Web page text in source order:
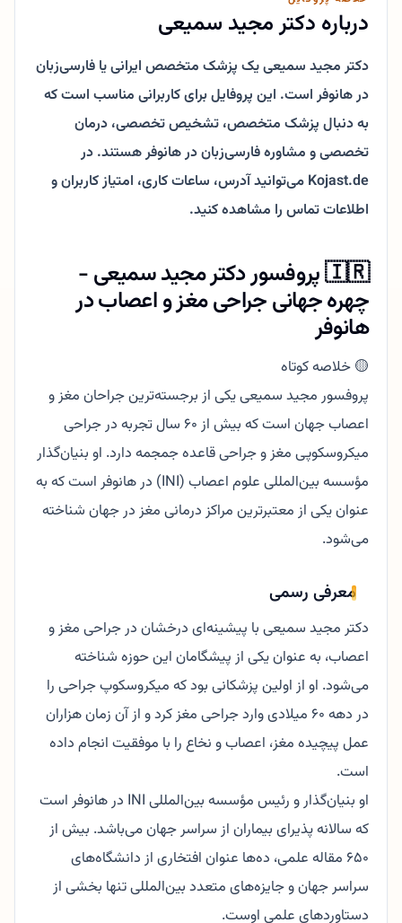
درباره دکتر مجید سمیعی
دکتر مجید سمیعی یک پزشک متخصص ایرانی یا فارسی‌زبان
در هانوفر است. این پروفایل برای کاربرانی مناسب است که
به دنبال پزشک متخصص، تشخیص تخصصی، درمان
تخصصی و مشاوره فارسی‌زبان در هانوفر هستند. در
Kojast.de می‌توانید آدرس، ساعات کاری، امتیاز کاربران و
اطلاعات تماس را مشاهده کنید.
🇮🇷 پروفسور دکتر مجید سمیعی -
چهره جهانی جراحی مغز و اعصاب در
هانوفر
🟡 خلاصه کوتاه
پروفسور مجید سمیعی یکی از برجسته‌ترین جراحان مغز و
اعصاب جهان است که بیش از ۶۰ سال تجربه در جراحی
میکروسکوپی مغز و جراحی قاعده جمجمه دارد. او بنیان‌گذار
مؤسسه بین‌المللی علوم اعصاب (INI) در هانوفر است که به
عنوان یکی از معتبرترین مراکز درمانی مغز در جهان شناخته
می‌شود.
معرفی رسمی
دکتر مجید سمیعی با پیشینه‌ای درخشان در جراحی مغز و
اعصاب، به عنوان یکی از پیشگامان این حوزه شناخته
می‌شود. او از اولین پزشکانی بود که میکروسکوپ جراحی را
در دهه ۶۰ میلادی وارد جراحی مغز کرد و از آن زمان هزاران
عمل پیچیده مغز، اعصاب و نخاع را با موفقیت انجام داده
است.
او بنیان‌گذار و رئیس مؤسسه بین‌المللی INI در هانوفر است
که سالانه پذیرای بیماران از سراسر جهان می‌باشد. بیش از
۶۵۰ مقاله علمی، ده‌ها عنوان افتخاری از دانشگاه‌های
سراسر جهان و جایزه‌های متعدد بین‌المللی تنها بخشی از
دستاوردهای علمی اوست.